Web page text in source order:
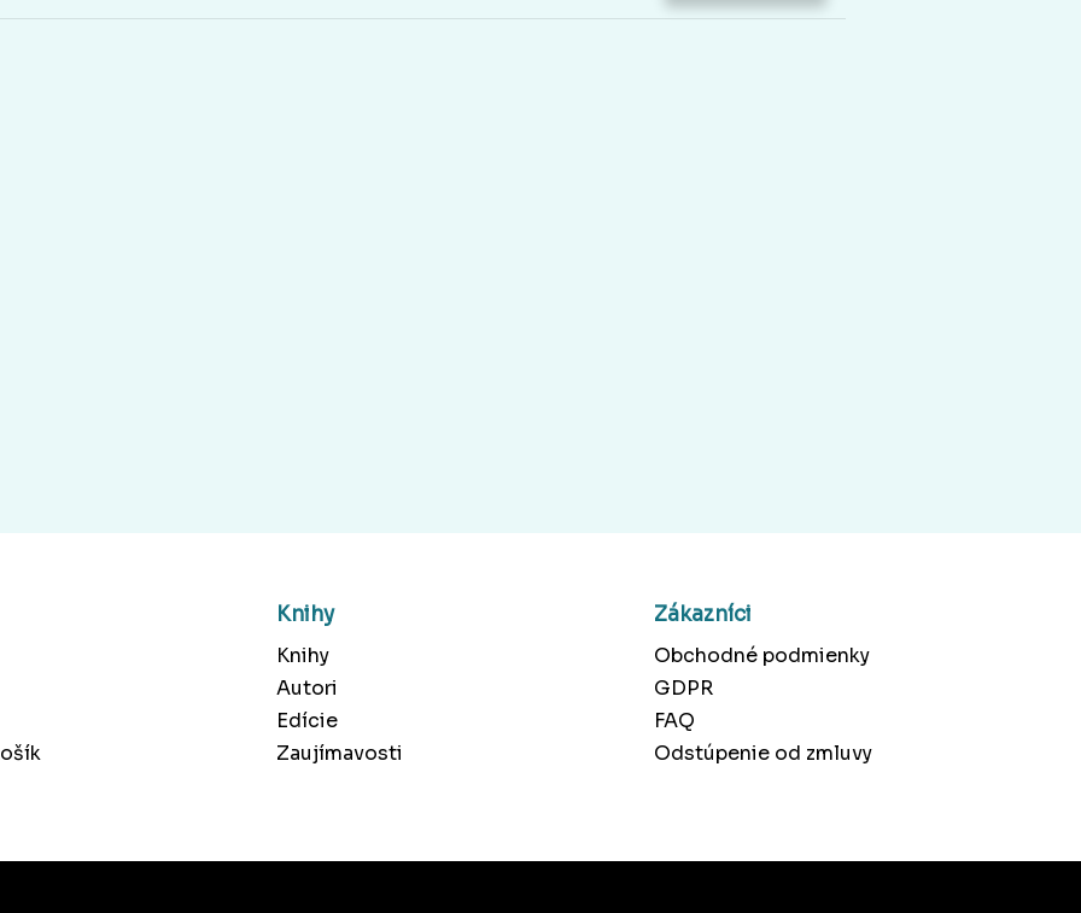
Knihy
Knihy
Autori
Edície
Zaujímavosti
Zákazníci
Obchodné podmienky
GDPR
FAQ
Odstúpenie od zmluvy